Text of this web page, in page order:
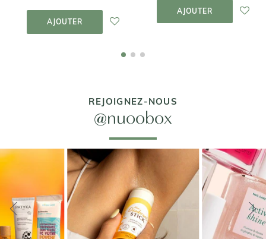
AJOUTER
PANIER
AJOUTER
PANIER
REJOIGNEZ-NOUS
@nuoobox